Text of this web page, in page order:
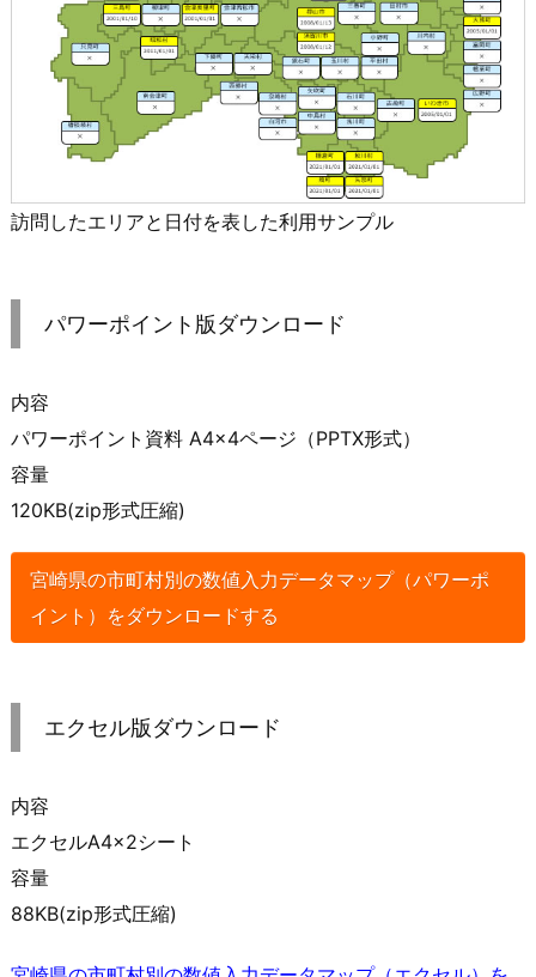
訪問したエリアと日付を表した利用サンプル
パワーポイント版ダウンロード
内容
パワーポイント資料 A4×4ページ（PPTX形式）
容量
120KB(zip形式圧縮)
宮崎県の市町村別の数値入力データマップ（パワーポ
イント）をダウンロードする
エクセル版ダウンロード
内容
エクセルA4×2シート
容量
88KB(zip形式圧縮)